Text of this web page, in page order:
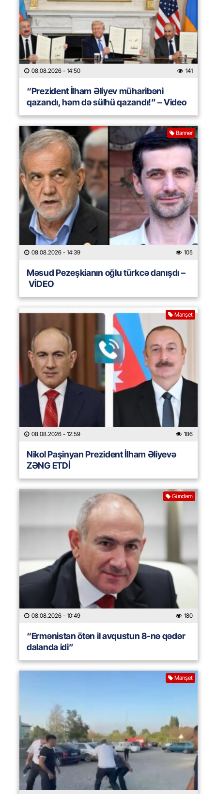
08.08.2026 - 14:50 141
“Prezident İlham Əliyev müharibəni
qazandı, həm də sülhü qazandı!” – Video
Banner
08.08.2026 - 14:39 105
Məsud Pezeşkianın oğlu türkcə danışdı –
VİDEO
Manşet
08.08.2026 - 12:59 186
Nikol Paşinyan Prezident İlham Əliyevə
ZƏNG ETDİ
Gündəm
08.08.2026 - 10:49 180
“Ermənistan ötən il avqustun 8-nə qədər
dalanda idi”
Manşet